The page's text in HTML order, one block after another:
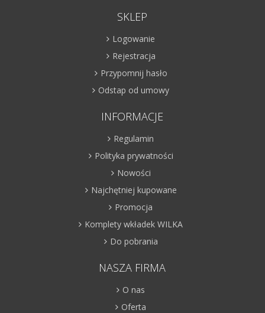
SKLEP
Logowanie
Rejestracja
Przypomnij hasło
Odstap od umowy
INFORMACJE
Regulamin
Polityka prywatności
Nowości
Najchętniej kupowane
Promocja
Komplety wkładek WILKA
Do pobrania
NASZA FIRMA
O nas
Oferta